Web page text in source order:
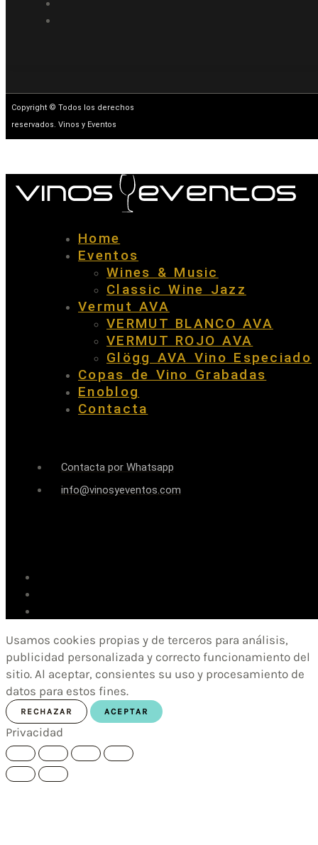
Copyright © Todos los derechos
reservados. Vinos y Eventos
Home
Eventos
Wines & Music
Classic Wine Jazz
Vermut AVA
VERMUT BLANCO AVA
VERMUT ROJO AVA
Glögg AVA Vino Especiado
Copas de Vino Grabadas
Enoblog
Contacta
Contacta por Whatsapp
info@vinosyeventos.com
Usamos cookies propias y de terceros para análisis,
publicidad personalizada y correcto funcionamiento del
sitio. Al aceptar, consientes su uso y procesamiento de
datos para estos fines.
RECHAZAR ACEPTAR
Privacidad